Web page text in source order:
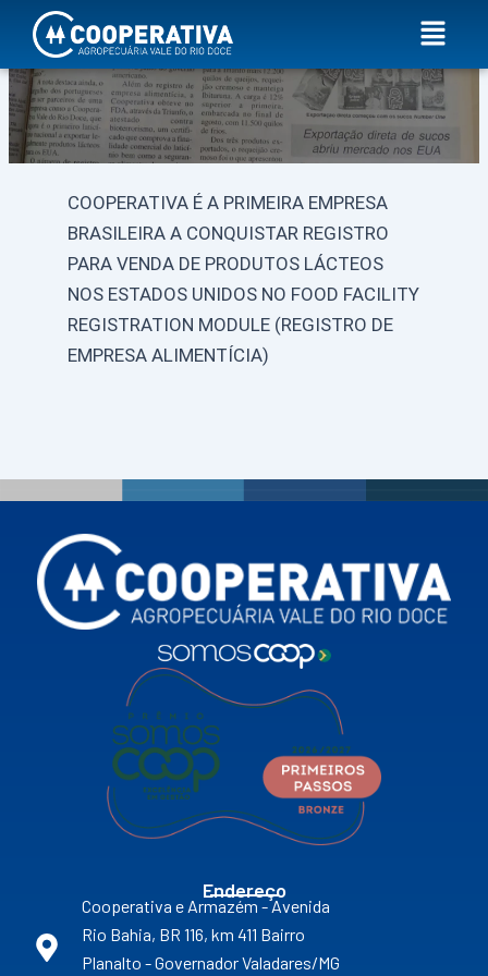
o
conteúdo
Menu
COOPERATIVA É A PRIMEIRA EMPRESA
BRASILEIRA A CONQUISTAR REGISTRO
PARA VENDA DE PRODUTOS LÁCTEOS
NOS ESTADOS UNIDOS NO FOOD FACILITY
REGISTRATION MODULE (REGISTRO DE
EMPRESA ALIMENTÍCIA)
Endereço
Cooperativa e Armazém - Avenida
Rio Bahia, BR 116, km 411 Bairro
Planalto - Governador Valadares/MG